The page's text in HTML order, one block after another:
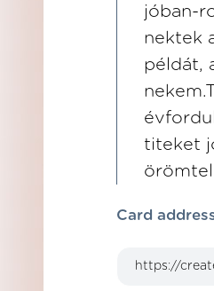
jóban-
nektek
példát,
titeket
Card